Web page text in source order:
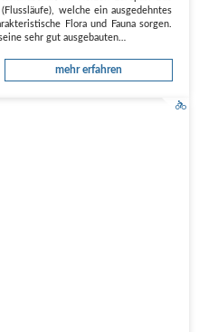
welche ein ausgedehntes
Flora und Fauna sorgen.
sehr gut ausgebauten…
mehr erfahren